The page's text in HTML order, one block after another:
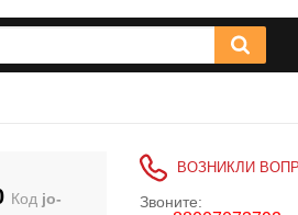
Код jo-
ВОЗНИКЛИ
Звоните: